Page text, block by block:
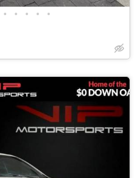
• • • • •